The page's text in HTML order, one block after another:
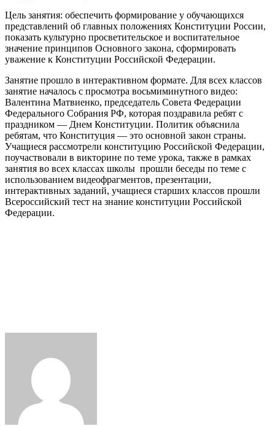
Цель занятия: обеспечить формирование у обучающихся
представлений об главных положениях Конституции России,
показать культурно просветительское и воспитательное
значение принципов Основного закона, сформировать
уважение к Конституции Российской Федерации.
Занятие прошло в интерактивном формате. Для всех классов
занятие началось с просмотра восьмиминутного видео:
Валентина Матвиенко, председатель Совета Федерации
Федерального Собрания РФ, которая поздравила ребят с
праздником — Днем Конституции. Политик объяснила
ребятам, что Конституция — это основной закон страны.
Учащиеся рассмотрели конституцию Российской Федерации,
поучаствовали в викторине по теме урока, также в рамках
занятия во всех классах школы прошли беседы по теме с
использованием видеофрагментов, презентации,
интерактивных заданий, учащиеся старших классов прошли
Всероссийский тест на знание конституции Российской
Федерации.